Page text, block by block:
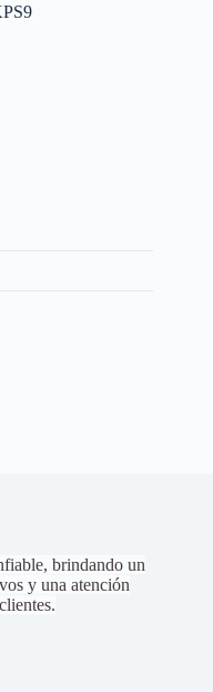
brindando un
y una atención